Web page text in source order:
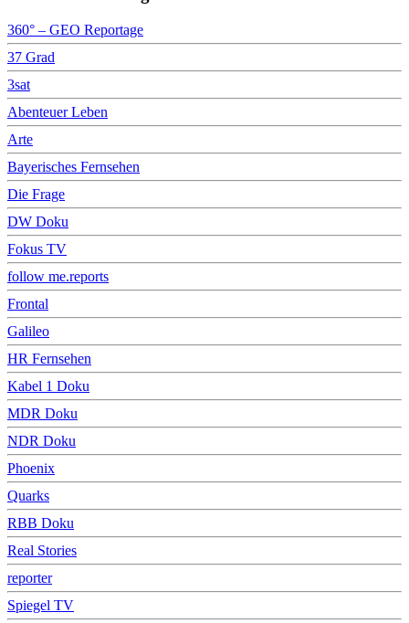
360° – GEO Reportage
37 Grad
3sat
Abenteuer Leben
Arte
Bayerisches Fernsehen
Die Frage
DW Doku
Fokus TV
follow me.reports
Frontal
Galileo
HR Fernsehen
Kabel 1 Doku
MDR Doku
NDR Doku
Phoenix
Quarks
RBB Doku
Real Stories
reporter
Spiegel TV